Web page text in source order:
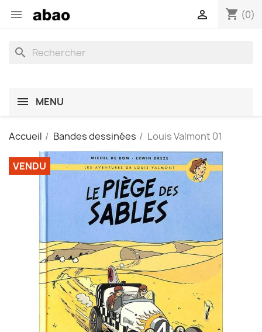
 shopping_cart (0)

search
MENU
Accueil Bandes dessinées Louis Valmont 01
VENDU